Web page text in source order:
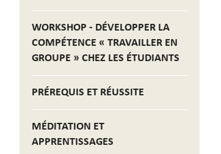
WORKSHOP - DÉVELOPPER LA
COMPÉTENCE « TRAVAILLER EN
GROUPE » CHEZ LES ÉTUDIANTS
PRÉREQUIS ET RÉUSSITE
MÉDITATION ET
APPRENTISSAGES